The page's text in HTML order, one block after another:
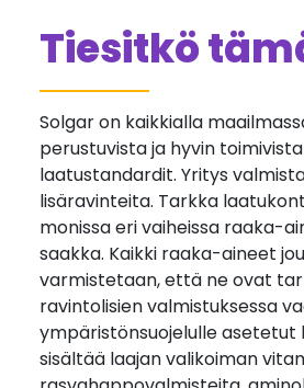
Tiesitkö
Solgar on kaikkialla
perustuvista ja hyvin
laatustandardit. Yritys
lisäravinteita. Tarkka
monissa eri vaiheissa raaka-
saakka. Kaikki raaka-aineet
varmistetaan, että ne ovat
ravintolisien valmistuksessa
ympäristönsuojelulle
sisältää laajan valikoiman